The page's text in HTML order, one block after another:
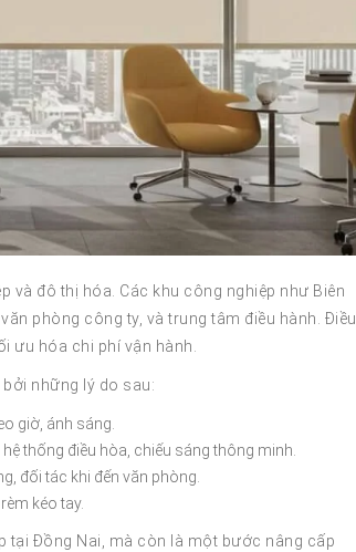
và đô thị hóa. Các khu công nghiệp như Biên
phòng công ty, và trung tâm điều hành. Điều
ưu hóa chi phí vận hành.
những lý do sau:
giờ, ánh sáng.
thống điều hòa, chiếu sáng thông minh.
đối tác khi đến văn phòng.
kéo tay.
tại Đồng Nai, mà còn là một bước nâng cấp